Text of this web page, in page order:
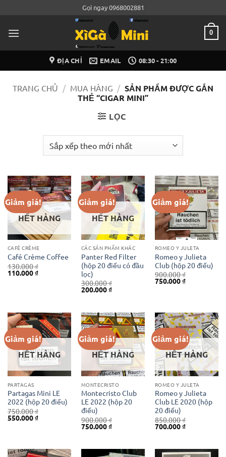
nội
Gọi ngay 0968002881
0
ĐỊA CHỈ EMAIL 08:30 - 21:00
TRANG CHỦ / MUA HÀNG / SẢN PHẨM ĐƯỢC GẮN
THẺ “CIGAR MINI”
LỌC
Giảm giá!
HẾT HÀNG
CAFÉ CRÈME
Café Crème Coffee
130.000₫
Giá
gốc
110.000₫Giá
Giảm giá!
HẾT HÀNG
CÁC SẢN PHẨM KHÁC
Panter Red Filter
(hộp 20 điếu có đầu
lọc)
300.000₫
Giá
gốc
200.000₫Giá
200.000 ₫.
Giảm giá!
ROMEO Y JULETA
Romeo y Julieta
Club (hộp 20 điếu)
900.000₫
Giá
gốc
750.000₫Giá
Giảm giá!
HẾT HÀNG
PARTAGAS
Partagas Mini LE
2022 (hộp 20 điếu)
750.000₫
Giá
gốc
550.000₫Giá
Giảm giá!
HẾT HÀNG
MONTECRISTO
Montecristo Club
LE 2022 (hộp 20
điếu)
900.000₫
Giá
gốc
750.000₫Giá
750.000 ₫.
Giảm giá!
HẾT HÀNG
ROMEO Y JULETA
Romeo y Julieta
Club LE 2020 (hộp
20 điếu)
850.000₫
Giá
gốc
700.000₫Giá
700.000 ₫.